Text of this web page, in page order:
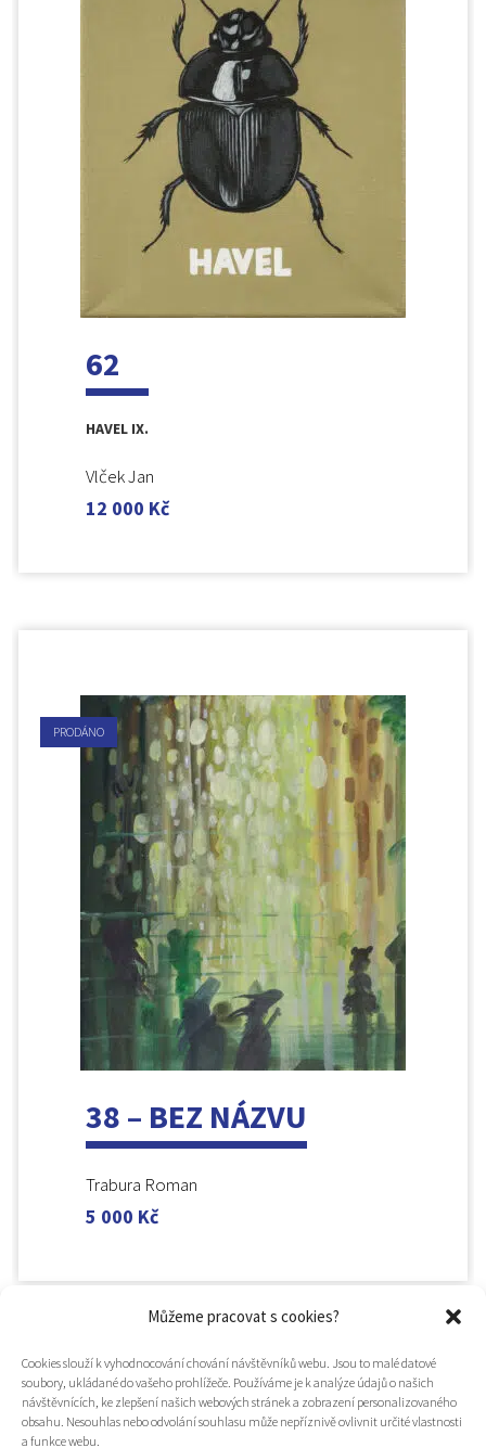
Můžeme pracovat s cookies?
Cookies slouží k vyhodnocování chování návštěvníků webu. Jsou to malé datové
soubory, ukládané do vašeho prohlížeče. Používáme je k analýze údajů o našich
návštěvnících, ke zlepšení našich webových stránek a zobrazení personalizovaného
obsahu. Nesouhlas nebo odvolání souhlasu může nepříznivě ovlivnit určité vlastnosti
a funkce webu.
62
HAVEL IX.
Vlček Jan
12 000 Kč
PRODÁNO
38 – BEZ NÁZVU
Trabura Roman
5 000 Kč